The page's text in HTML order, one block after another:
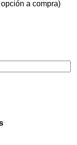
a compra)